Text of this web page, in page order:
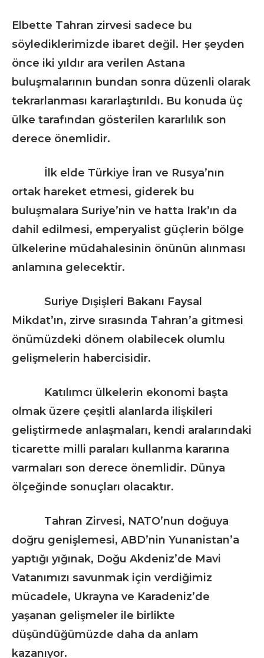
Elbette Tahran zirvesi sadece bu
söylediklerimizde ibaret değil. Her şeyden
önce iki yıldır ara verilen Astana
buluşmalarının bundan sonra düzenli olarak
tekrarlanması kararlaştırıldı. Bu konuda üç
ülke tarafından gösterilen kararlılık son
derece önemlidir.
İlk elde Türkiye İran ve Rusya’nın
ortak hareket etmesi, giderek bu
buluşmalara Suriye’nin ve hatta Irak’ın da
dahil edilmesi, emperyalist güçlerin bölge
ülkelerine müdahalesinin önünün alınması
anlamına gelecektir.
Suriye Dışişleri Bakanı Faysal
Mikdat’ın, zirve sırasında Tahran’a gitmesi
önümüzdeki dönem olabilecek olumlu
gelişmelerin habercisidir.
Katılımcı ülkelerin ekonomi başta
olmak üzere çeşitli alanlarda ilişkileri
geliştirmede anlaşmaları, kendi aralarındaki
ticarette milli paraları kullanma kararına
varmaları son derece önemlidir. Dünya
ölçeğinde sonuçları olacaktır.
Tahran Zirvesi, NATO’nun doğuya
doğru genişlemesi, ABD’nin Yunanistan’a
yaptığı yığınak, Doğu Akdeniz’de Mavi
Vatanımızı savunmak için verdiğimiz
mücadele, Ukrayna ve Karadeniz’de
yaşanan gelişmeler ile birlikte
düşündüğümüzde daha da anlam
kazanıyor.